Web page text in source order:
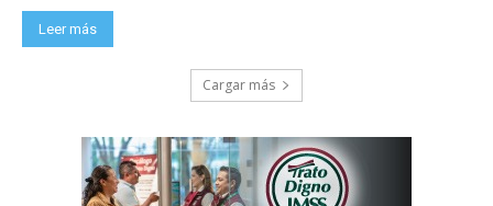
Leer más
Cargar más